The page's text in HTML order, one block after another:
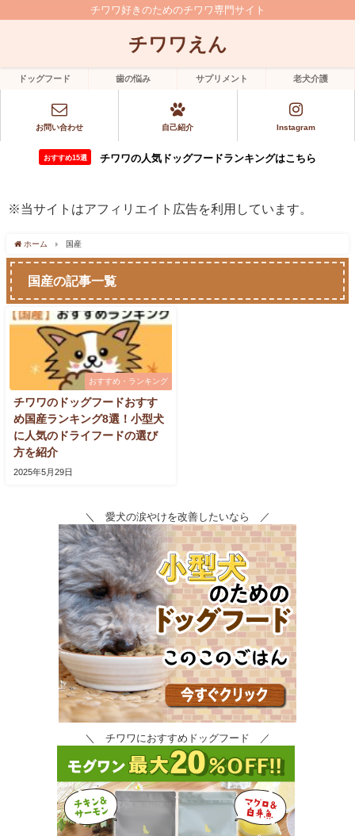
チワワ好きのためのチワワ専門サイト
チワワえん
ドッグフード 歯の悩み サプリメント 老犬介護
お問い合わせ 自己紹介 Instagram
おすすめ15選 チワワの人気ドッグフードランキングはこちら
※当サイトはアフィリエイト広告を利用しています。
ホーム 国産
国産の記事一覧
おすすめ・ランキング
チワワのドッグフードおすす
め国産ランキング8選！小型犬
に人気のドライフードの選び
方を紹介
2025年5月29日
＼ 愛犬の涙やけを改善したいなら ／
＼ チワワにおすすめドッグフード ／